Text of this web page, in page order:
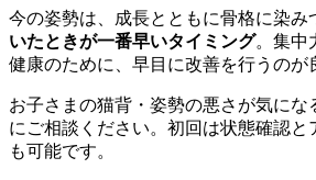
今の姿勢は、成長とともに骨格に染み
いたときが一番早いタイミング。集中
健康のために、早目に改善を行うのが
お子さまの猫背・姿勢の悪さが気にな
にご相談ください。初回は状態確認と
も可能です。